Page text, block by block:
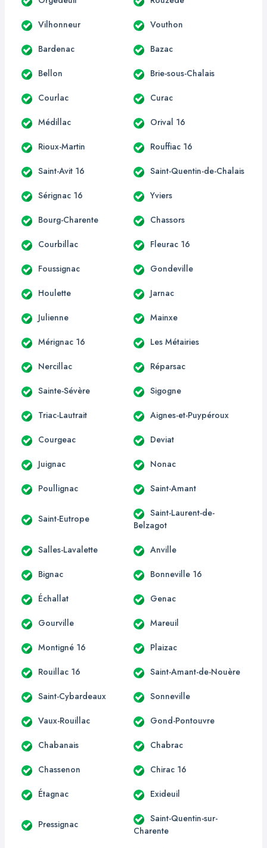
Vilhonneur Vouthon
Bardenac Bazac
Bellon Brie-sous-Chalais
Courlac Curac
Médillac Orival 16
Rioux-Martin Rouffiac 16
Saint-Avit 16 Saint-Quentin-de-Chalais
Sérignac 16 Yviers
Bourg-Charente Chassors
Courbillac Fleurac 16
Foussignac Gondeville
Houlette Jarnac
Julienne Mainxe
Mérignac 16 Les Métairies
Nercillac Réparsac
Sainte-Sévère Sigogne
Triac-Lautrait Aignes-et-Puypéroux
Courgeac Deviat
Juignac Nonac
Poullignac Saint-Amant
Saint-Eutrope
Saint-Laurent-de-
Belzagot
Salles-Lavalette Anville
Bignac Bonneville 16
Échallat Genac
Gourville Mareuil
Montigné 16 Plaizac
Rouillac 16 Saint-Amant-de-Nouère
Saint-Cybardeaux Sonneville
Vaux-Rouillac Gond-Pontouvre
Chabanais Chabrac
Chassenon Chirac 16
Étagnac Exideuil
Pressignac
Saint-Quentin-sur-
Charente